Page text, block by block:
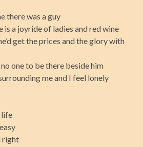
there was a guy
is a joyride of ladies and red wine
get the prices and the glory with
no one to be there beside him
me and I feel lonely
life
right